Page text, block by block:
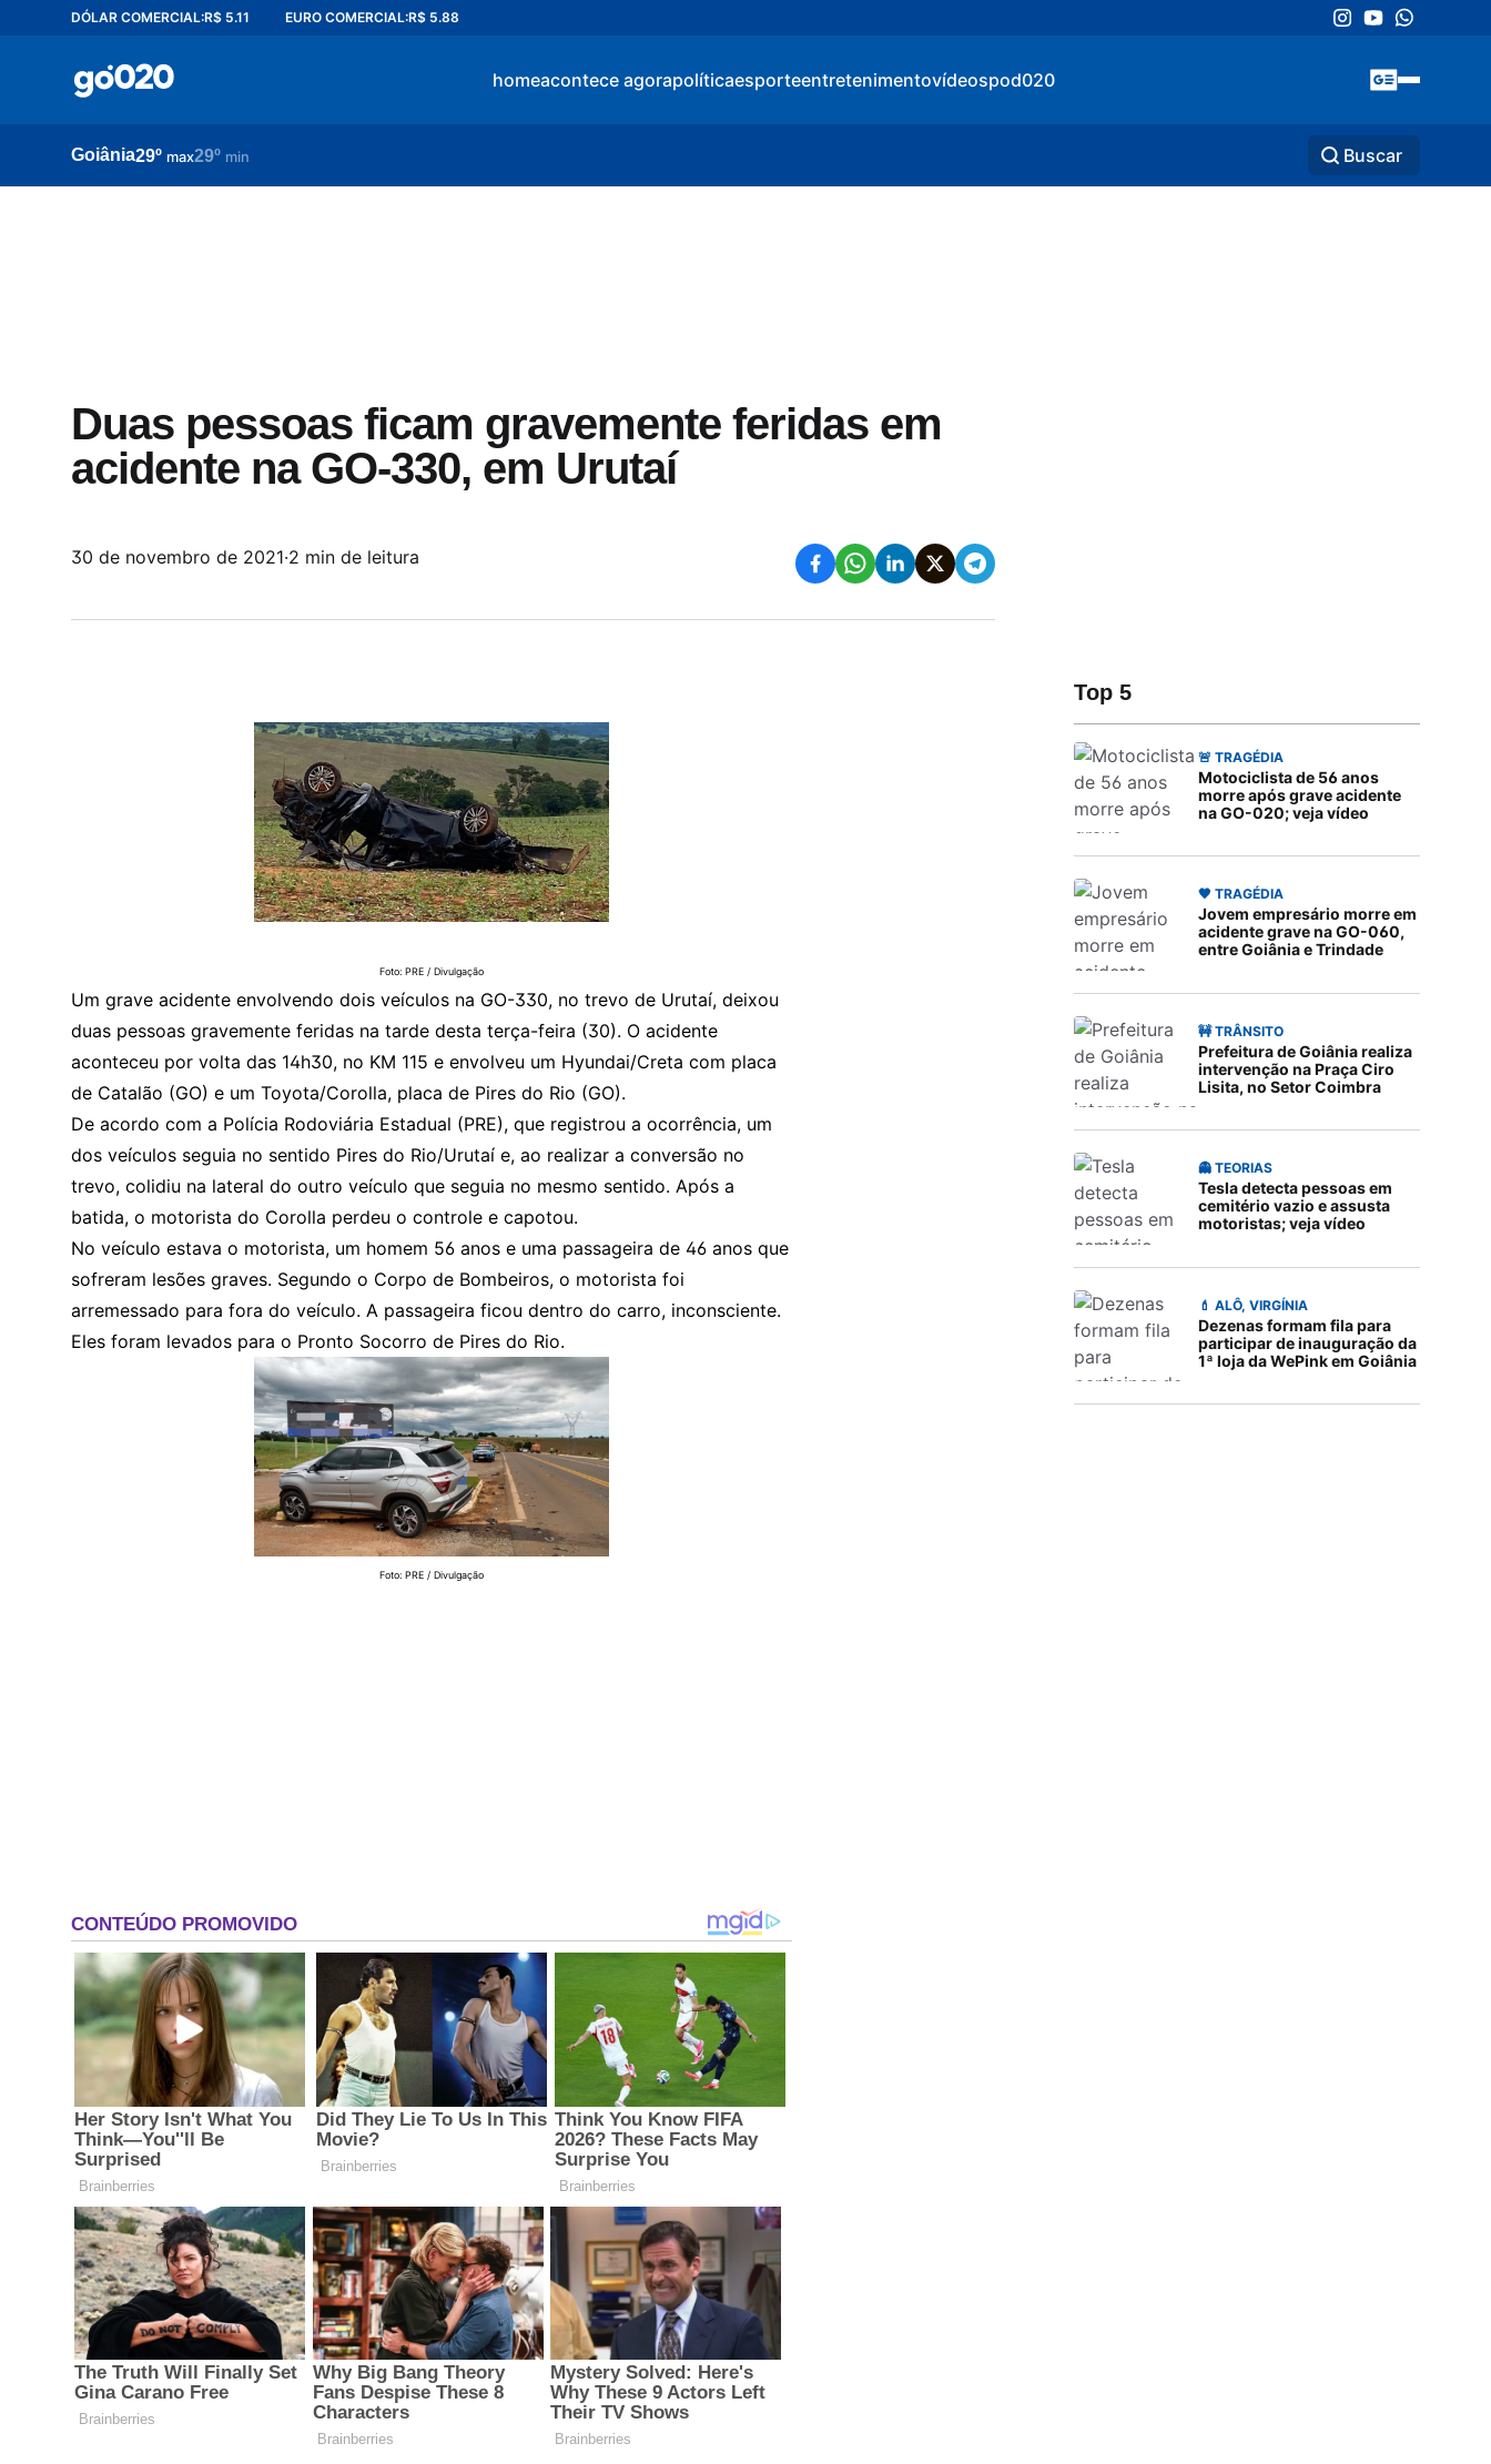
DÓLAR COMERCIAL:R$ 5.11 EURO COMERCIAL:R$ 5.88
homeacontece agorapolíticaesporteentretenimentovídeospod020
Goiânia29º max29º min Buscar
Duas pessoas ficam gravemente feridas em
acidente na GO-330, em Urutaí
30 de novembro de 2021·2 min de leitura
Foto: PRE / Divulgação
Um grave acidente envolvendo dois veículos na GO-330, no trevo de Urutaí, deixou
duas pessoas gravemente feridas na tarde desta terça-feira (30). O acidente
aconteceu por volta das 14h30, no KM 115 e envolveu um Hyundai/Creta com placa
de Catalão (GO) e um Toyota/Corolla, placa de Pires do Rio (GO).
De acordo com a Polícia Rodoviária Estadual (PRE), que registrou a ocorrência, um
dos veículos seguia no sentido Pires do Rio/Urutaí e, ao realizar a conversão no
trevo, colidiu na lateral do outro veículo que seguia no mesmo sentido. Após a
batida, o motorista do Corolla perdeu o controle e capotou.
No veículo estava o motorista, um homem 56 anos e uma passageira de 46 anos que
sofreram lesões graves. Segundo o Corpo de Bombeiros, o motorista foi
arremessado para fora do veículo. A passageira ficou dentro do carro, inconsciente.
Eles foram levados para o Pronto Socorro de Pires do Rio.
Foto: PRE / Divulgação
Top 5
🚨 TRAGÉDIA
Motociclista de 56 anos
morre após grave acidente
na GO-020; veja vídeo
🖤 TRAGÉDIA
Jovem empresário morre em
acidente grave na GO-060,
entre Goiânia e Trindade
🚧 TRÂNSITO
Prefeitura de Goiânia realiza
intervenção na Praça Ciro
Lisita, no Setor Coimbra
👻 TEORIAS
Tesla detecta pessoas em
cemitério vazio e assusta
motoristas; veja vídeo
💄 ALÔ, VIRGÍNIA
Dezenas formam fila para
participar de inauguração da
1ª loja da WePink em Goiânia
acontece agora
esporte